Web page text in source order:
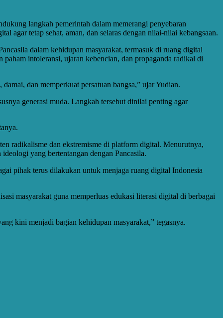
langkah pemerintah dalam memerangi penyebaran
agar tetap sehat, aman, dan selaras dengan nilai-nilai kebangsaan.
dalam kehidupan masyarakat, termasuk di ruang digital
intoleransi, ujaran kebencian, dan propaganda radikal di
dan memperkuat persatuan bangsa,” ujar Yudian.
generasi muda. Langkah tersebut dinilai penting agar
radikalisme dan ekstremisme di platform digital. Menurutnya,
yang bertentangan dengan Pancasila.
pihak terus dilakukan untuk menjaga ruang digital Indonesia
masyarakat guna memperluas edukasi literasi digital di berbagai
kini menjadi bagian kehidupan masyarakat,” tegasnya.